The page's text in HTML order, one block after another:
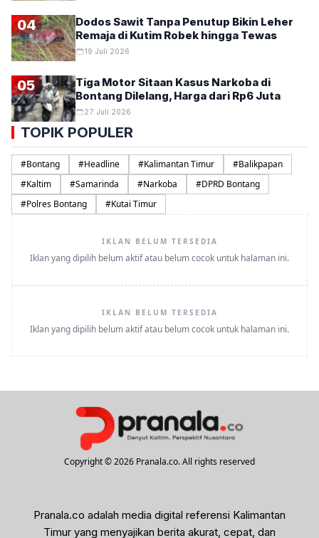
04
Dodos Sawit Tanpa Penutup Bikin Leher
Remaja di Kutim Robek hingga Tewas
19 Juli 2026
05
Tiga Motor Sitaan Kasus Narkoba di
Bontang Dilelang, Harga dari Rp6 Juta
27 Juli 2026
TOPIK POPULER
#Bontang #Headline #Kalimantan Timur #Balikpapan
#Kaltim #Samarinda #Narkoba #DPRD Bontang
#Polres Bontang #Kutai Timur
IKLAN BELUM TERSEDIA
Iklan yang dipilih belum aktif atau belum cocok untuk halaman ini.
IKLAN BELUM TERSEDIA
Iklan yang dipilih belum aktif atau belum cocok untuk halaman ini.
Copyright © 2026 Pranala.co. All rights reserved
Pranala.co adalah media digital referensi Kalimantan
Timur yang menyajikan berita akurat, cepat, dan